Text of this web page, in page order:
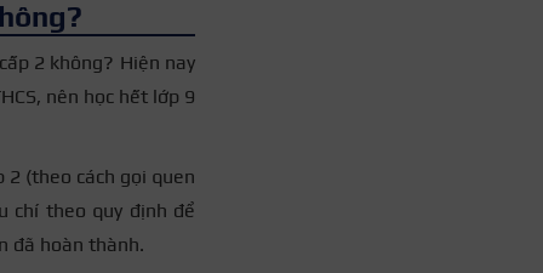
2 không? Hiện nay
nên học hết lớp 9
2 (theo cách gọi quen
chí theo quy định để
đã hoàn thành.